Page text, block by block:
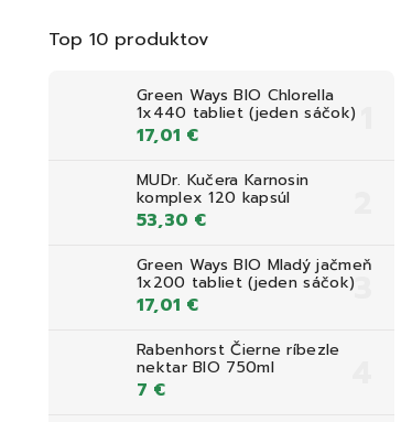
Top 10 produktov
Green Ways BIO Chlorella
1x440 tabliet (jeden sáčok)
17,01 €
MUDr. Kučera Karnosin
komplex 120 kapsúl
53,30 €
Green Ways BIO Mladý jačmeň
1x200 tabliet (jeden sáčok)
17,01 €
Rabenhorst Čierne ríbezle
nektar BIO 750ml
7 €